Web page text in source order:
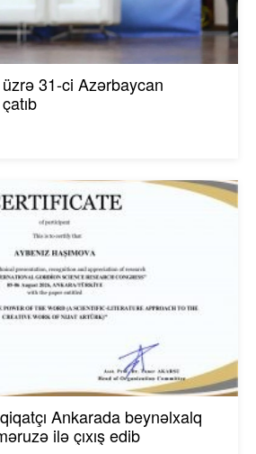
31-ci Azərbaycan
Ankarada beynəlxalq
ilə çıxış edib